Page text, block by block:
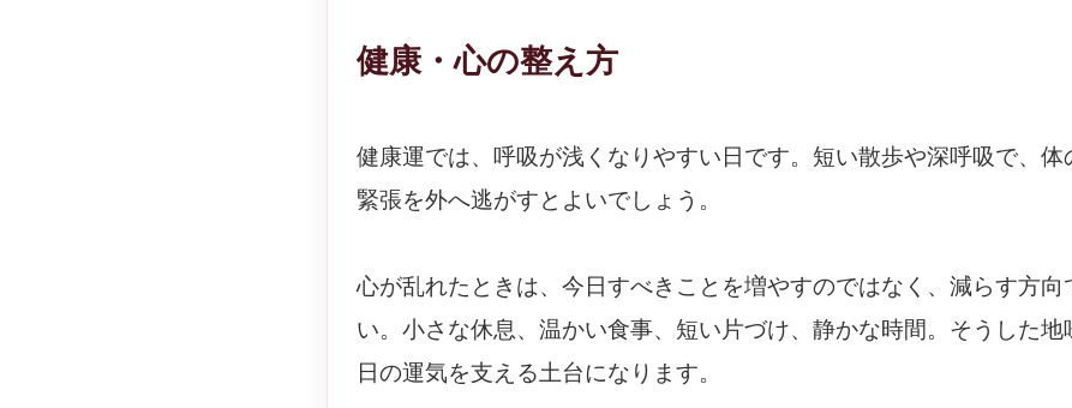
健康・心の整え方
健康運では、呼吸が浅くなりやすい日です。短い散歩や深呼吸で、体
緊張を外へ逃がすとよいでしょう。
心が乱れたときは、今日すべきことを増やすのではなく、減らす方向
い。小さな休息、温かい食事、短い片づけ、静かな時間。そうした
日の運気を支える土台になります。